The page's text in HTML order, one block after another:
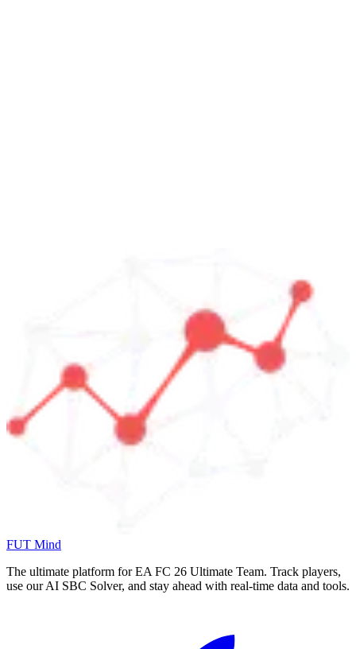
FUT Mind
The ultimate platform for EA FC 26 Ultimate Team. Track players,
use our AI SBC Solver, and stay ahead with real-time data and tools.